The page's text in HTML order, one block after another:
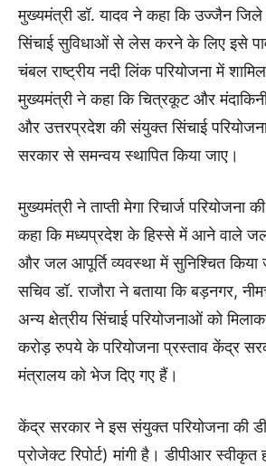
मुख्यमंत्री डॉ. यादव ने कहा कि उज्जैन
सिंचाई सुविधाओं से लेस करने के लिए इसे
चंबल राष्ट्रीय नदी लिंक परियोजना में
मुख्यमंत्री ने कहा कि चित्रकूट और
और उत्तरप्रदेश की संयुक्त सिंचाई
सरकार से समन्वय स्थापित किया जाए।
मुख्यमंत्री ने ताप्ती मेगा रिचार्ज परियोजना
कहा कि मध्यप्रदेश के हिस्से में आने वाले जल
और जल आपूर्ति व्यवस्था में सुनिश्चित
सचिव डॉ. राजौरा ने बताया कि बड़नगर,
अन्य क्षेत्रीय सिंचाई परियोजनाओं को
करोड़ रुपये के परियोजना प्रस्ताव केंद्र
मंत्रालय को भेज दिए गए हैं।
केंद्र सरकार ने इस संयुक्त परियोजना की
प्रोजेक्ट रिपोर्ट) मांगी है। डीपीआर